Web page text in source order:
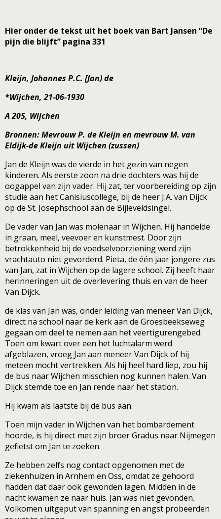
Hier onder de tekst uit het boek van Bart Jansen “De
pijn die blijft” pagina 331
Kleijn, Johannes P.C. [Jan) de
*Wijchen, 21-06-1930
A 205, Wijchen
Bronnen: Mevrouw P. de Kleijn en mevrouw M. van
Eldijk-de Kleijn uit Wijchen (zussen)
Jan de Kleijn was de vierde in het gezin van negen
kinderen. Als eerste zoon na drie dochters was hij de
oogappel van zijn vader. Hij zat, ter voorbereiding op zijn
studie aan het Canisiuscollege, bij de heer J.A. van Dijck
op de St. Josephschool aan de Bijleveldsingel.
De vader van Jan was molenaar in Wijchen. Hij handelde
in graan, meel, veevoer en kunstmest. Door zijn
betrokkenheid bij de voedselvoorziening werd zijn
vrachtauto niet gevorderd. Pieta, de één jaar jongere zus
van Jan, zat in Wijchen op de lagere school. Zij heeft haar
herinneringen uit de overlevering thuis en van de heer
Van Dijck.
de klas van Jan was, onder leiding van meneer Van Dijck,
direct na school naar de kerk aan de Groesbeekseweg
gegaan om deel te nemen aan het veertigurengebed.
Toen om kwart over een het luchtalarm werd
afgeblazen, vroeg Jan aan meneer Van Dijck of hij
meteen mocht vertrekken. Als hij heel hard liep, zou hij
de bus naar Wijchen misschien nog kunnen halen. Van
Dijck stemde toe en Jan rende naar het station.
Hij kwam als laatste bij de bus aan.
Toen mijn vader in Wijchen van het bombardement
hoorde, is hij direct met zijn broer Gradus naar Nijmegen
gefietst om Jan te zoeken.
Ze hebben zelfs nog contact opgenomen met de
ziekenhuizen in Arnhem en Oss, omdat ze gehoord
hadden dat daar ook gewonden lagen. Midden in de
nacht kwamen ze naar huis. Jan was niet gevonden.
Volkomen uitgeput van spanning en angst probeerden